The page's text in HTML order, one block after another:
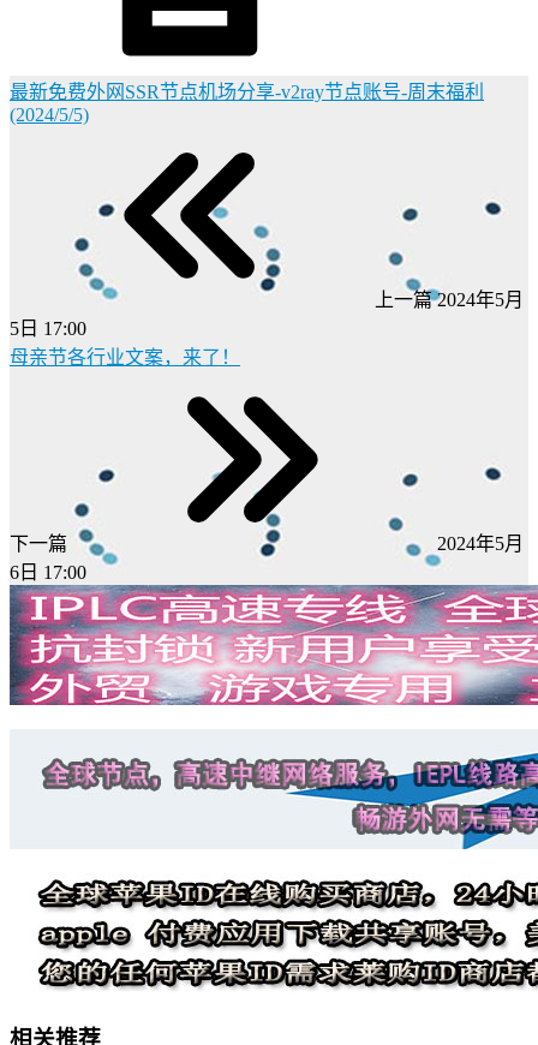
最新免费外网SSR节点机场分享-v2ray节点账号-周末福利
(2024/5/5)
上一篇 2024年5月
5日 17:00
母亲节各行业文案，来了！
下一篇
2024年5月
6日 17:00
相关推荐